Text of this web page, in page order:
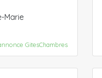
Marie
GitesChambres